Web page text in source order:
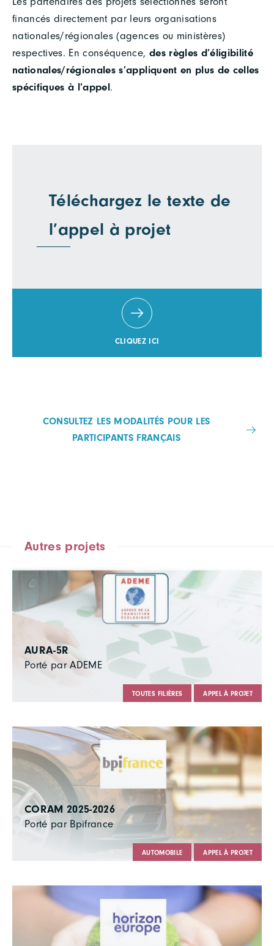
financés directement par leurs organisations
nationales/régionales (agences ou ministères)
respectives. En conséquence, des règles d’éligibilité
nationales/régionales s’appliquent en plus de celles
spécifiques à l’appel.
Téléchargez le texte de
l’appel à projet
CLIQUEZ ICI
CONSULTEZ LES MODALITÉS POUR LES
PARTICIPANTS FRANÇAIS
Autres projets
AURA-5R
Porté par ADEME
TOUTES FILIÈRES APPEL À PROJET
CORAM 2025-2026
Porté par Bpifrance
AUTOMOBILE APPEL À PROJET